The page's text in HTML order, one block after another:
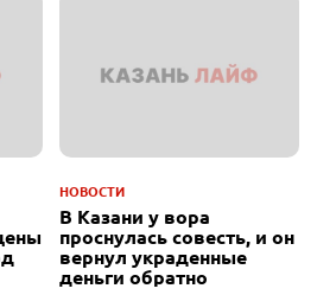
НОВОСТИ
В Казани у вора
проснулась совесть, и он
вернул украденные
деньги обратно